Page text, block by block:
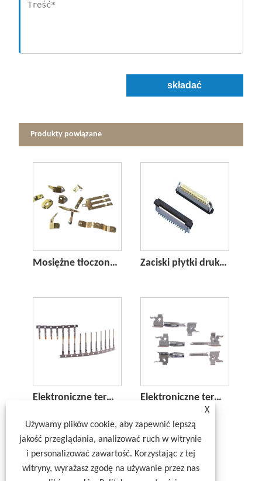
składać
Produkty powiązane
Mosiężne tłoczone styki elektryczne dla telekomunikacji Zaciski płytki drukowanej PCB
Elektroniczne terminale nagłówkowe Elektroniczne terminale pinowe
X
Używamy plików cookie, aby zapewnić lepszą
jakość przeglądania, analizować ruch w witrynie
i personalizować zawartość. Korzystając z tej
witryny, wyrażasz zgodę na używanie przez nas